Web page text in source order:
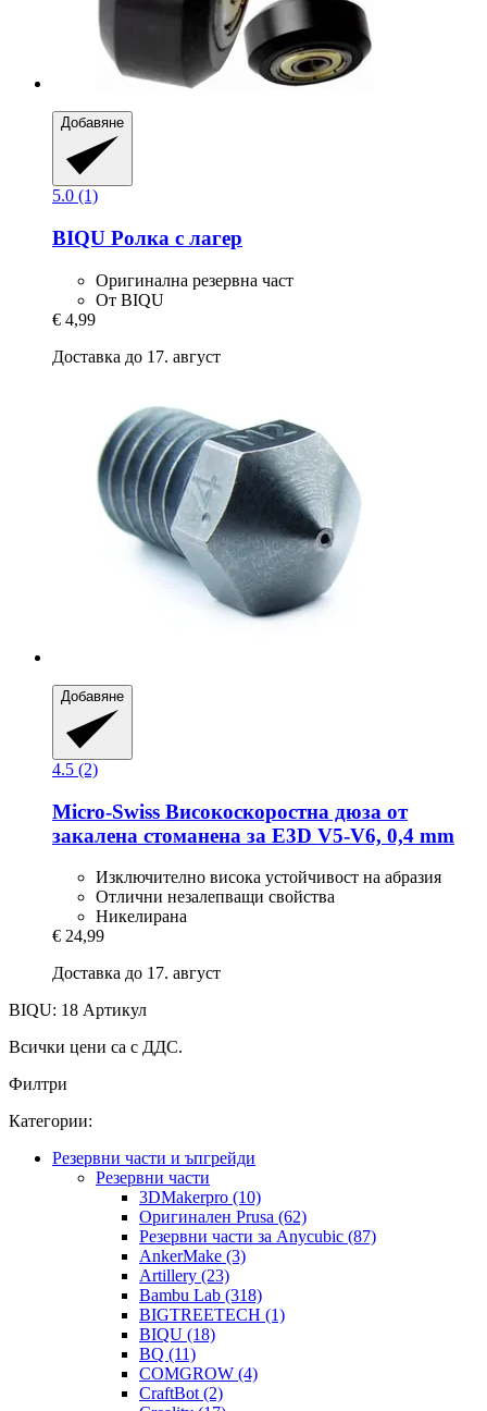
Добавяне
5.0 (1)
BIQU Ролка с лагер
Оригинална резервна част
От BIQU
€ 4,99
Доставка до 17. август
Добавяне
4.5 (2)
Micro-Swiss Високоскоростна дюза от
закалена стоманена за E3D V5-​V6, 0,4 mm
Изключително висока устойчивост на абразия
Отлични незалепващи свойства
Никелирана
€ 24,99
Доставка до 17. август
BIQU: 18 Артикул
Всички цени са с ДДС.
Филтри
Категории:
Резервни части и ъпгрейди
Резервни части
3DMakerpro (10)
Оригинален Prusa (62)
Резервни части за Anycubic (87)
AnkerMake (3)
Artillery (23)
Bambu Lab (318)
BIGTREETECH (1)
BIQU (18)
BQ (11)
COMGROW (4)
CraftBot (2)